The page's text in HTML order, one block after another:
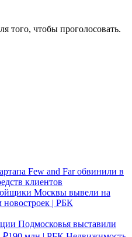
того, чтобы проголосовать.
Few and Far обвинили в
клиентов
Москвы вывели на
| РБК
Подмосковья выставили